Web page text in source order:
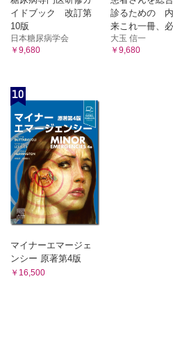
イドブック 改訂第
10版
日本糖尿病学会
￥9,680
診るための
来これ一冊、
大玉 信一
￥9,680
10
マイナーエマージェ
ンシー 原著第4版
￥16,500